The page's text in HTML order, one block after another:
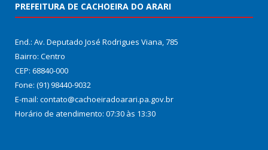
PREFEITURA DE CACHOEIRA DO ARARI
End.: Av. Deputado José Rodrigues Viana, 785
Bairro: Centro
CEP: 68840-000
Fone: (91) 98440-9032
E-mail: contato@cachoeiradoarari.pa.gov.br
Horário de atendimento: 07:30 às 13:30